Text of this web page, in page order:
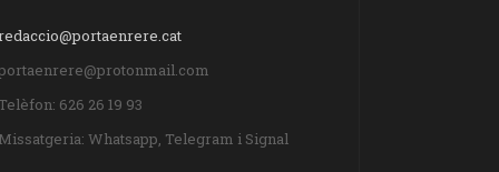
Telèfon: 626 26 19 93
Missatgeria: Whatsapp, Telegram i Signal